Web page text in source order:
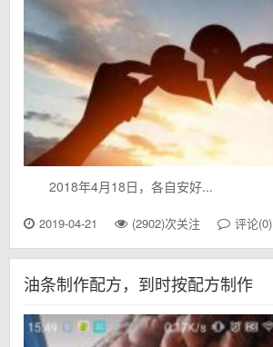
2018年4月18日，各自安好...
2019-04-21 (2902)次关注 评论(0)
油条制作配方，到时按配方制作